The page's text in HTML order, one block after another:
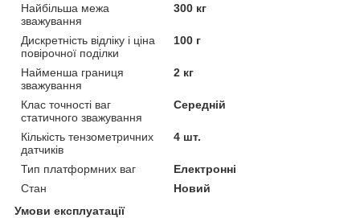
Найбільша межа
зважування
300 кг
Дискретність відліку і ціна
повірочної поділки
100 г
Найменша границя
зважування
2 кг
Клас точності ваг
статичного зважування
Середній
Кількість тензометричних
датчиків
4 шт.
Тип платформних ваг
Електронні
Стан
Новий
Умови експлуатації